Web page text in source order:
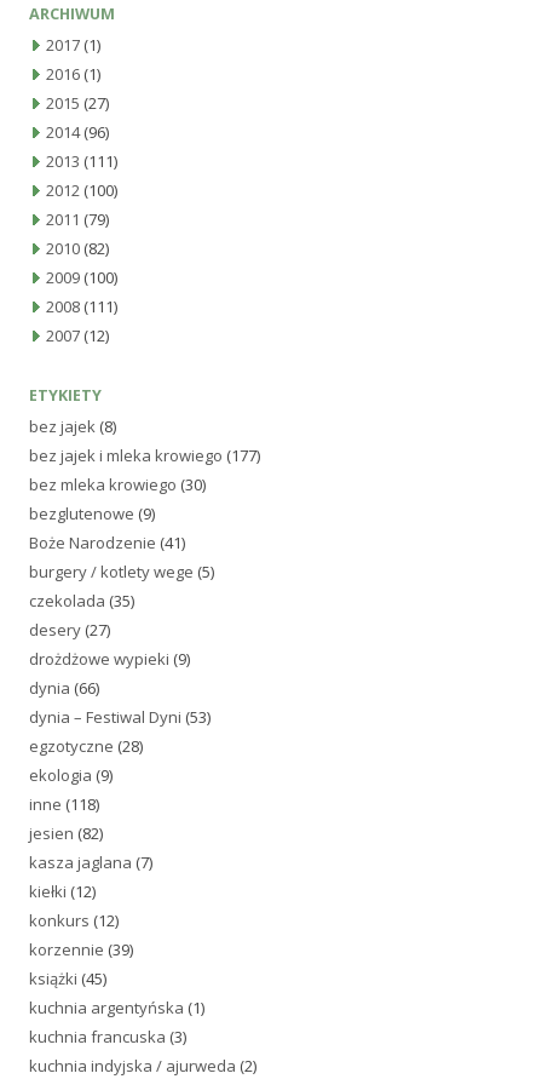
ARCHIWUM
2017 (1)
2016 (1)
2015 (27)
2014(96)
2013 (111)
2012 (100)
2011 (79)
2010 (82)
2009 (100)
2008 (111)
2007 (12)
ETYKIETY
bez jajek (8)
bez jajek i mleka krowiego (177)
bez mleka krowiego (30)
bezglutenowe (9)
Boże Narodzenie (41)
burgery / kotlety wege (5)
czekolada (35)
desery (27)
drożdżowe wypieki (9)
dynia (66)
dynia – Festiwal Dyni (53)
egzotyczne (28)
ekologia (9)
inne (118)
jesien (82)
kasza jaglana (7)
kiełki (12)
konkurs (12)
korzennie (39)
książki (45)
kuchnia argentyńska (1)
kuchnia francuska (3)
kuchnia indyjska / ajurweda (2)